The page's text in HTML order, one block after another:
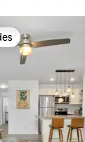
dos hóspedes